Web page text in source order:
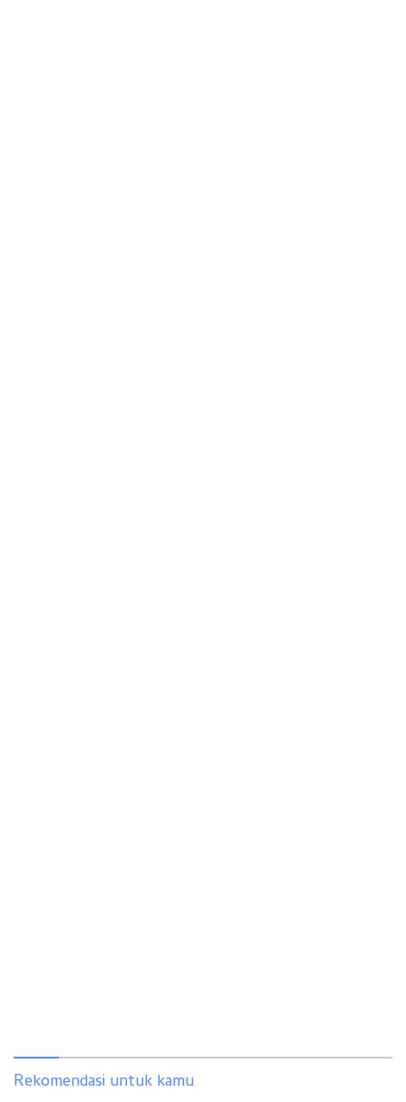
Rekomendasi untuk kamu